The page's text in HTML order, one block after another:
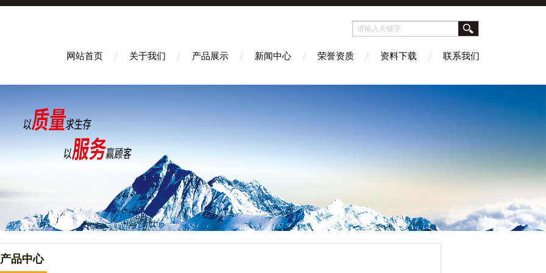
网站首页 关于我们 产品展示 新闻中心 荣誉资质 资料下载 联系我们
产品中心